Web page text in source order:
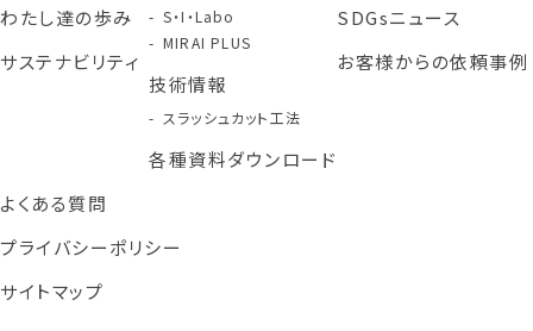
わたし達の歩み
サステナビリティ
S・I・Labo
MIRAI PLUS
技術情報
スラッシュカット工法
各種資料ダウンロード
SDGsニュース
お客様からの依頼事例
よくある質問
プライバシーポリシー
サイトマップ